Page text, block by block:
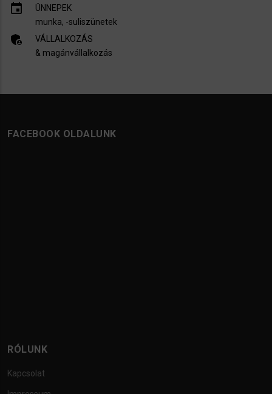
insert_invitation
ÜNNEPEK
munka, -suliszünetek
admin_panel_settings
VÁLLALKOZÁS
& magánvállalkozás
FACEBOOK OLDALUNK
RÓLUNK
Kapcsolat